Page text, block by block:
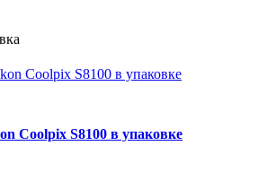
Coolpix S8100 в упаковке